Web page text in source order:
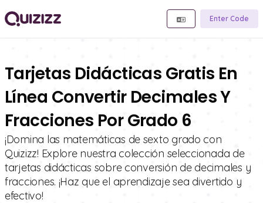
Enter Code
Tarjetas Didácticas Gratis En
Línea Convertir Decimales Y
Fracciones Por Grado 6
¡Domina las matemáticas de sexto grado con
Quizizz! Explore nuestra colección seleccionada de
tarjetas didácticas sobre conversión de decimales y
fracciones. ¡Haz que el aprendizaje sea divertido y
efectivo!